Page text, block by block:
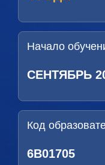
Начало
СЕНТЯБРЬ
Код
6B01705